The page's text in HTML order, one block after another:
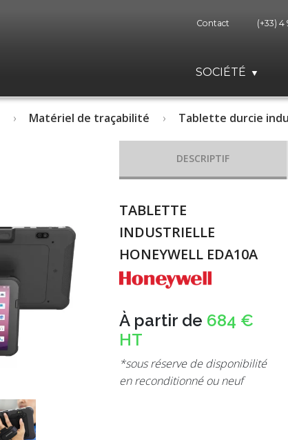
Contact (+33) 4
SOCIÉTÉ
Matériel de traçabilité Tablette durcie
DESCRIPTIF
TABLETTE
INDUSTRIELLE
HONEYWELL EDA10A
À partir de 684 €
HT
*sous réserve de disponibilité
en reconditionné ou neuf